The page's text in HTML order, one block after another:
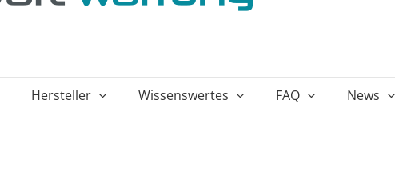
Hersteller Wissenswertes FAQ News